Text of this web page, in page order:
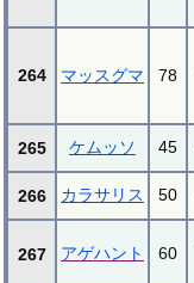
264 マッスグマ 78
265 ケムッソ 45
266 カラサリス 50
267 アゲハント 60